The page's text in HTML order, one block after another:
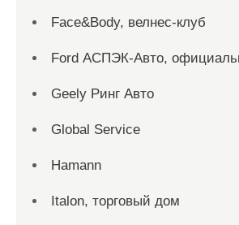
Face&Body, велнес-клуб
Ford АСПЭК-Авто,
Geely Ринг Авто
Global Service
Hamann
Italon, торговый дом